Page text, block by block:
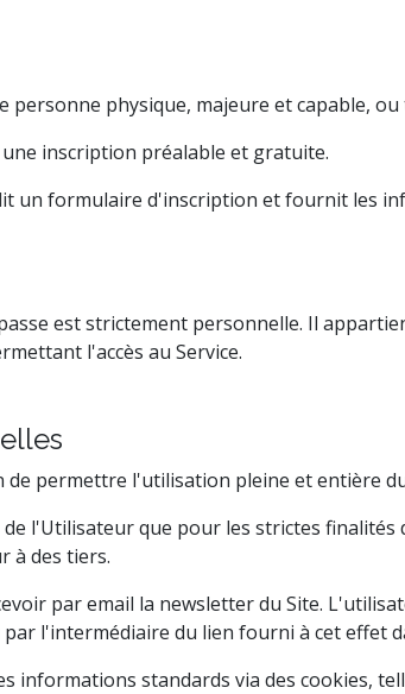
personne physique, majeure et capable,
inscription préalable et gratuite.
un formulaire d'inscription et fournit les
est strictement personnelle. Il
l'accès au Service.
permettre l'utilisation pleine et entière
l'Utilisateur que pour les strictes
à des tiers.
par email la newsletter du Site.
par l'intermédiaire du lien fourni à cet effet
informations standards via des cookies,